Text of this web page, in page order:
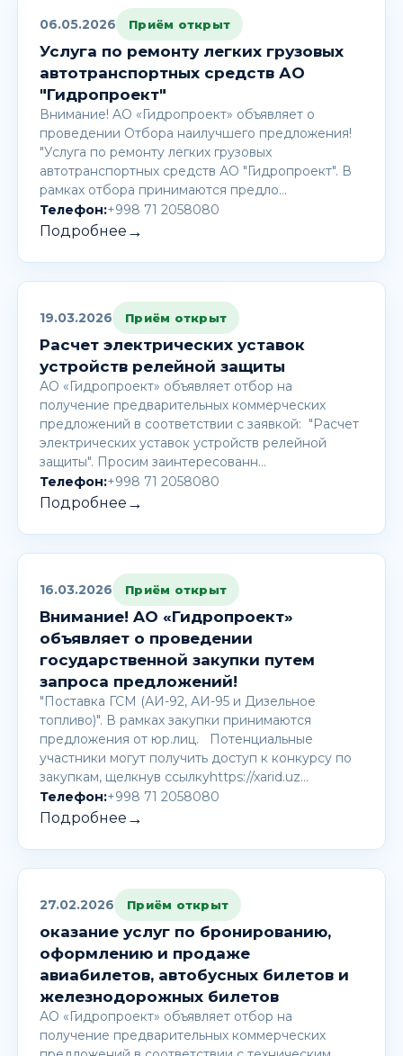
06.05.2026 Приём открыт
Услуга по ремонту легких грузовых
автотранспортных средств АО
"Гидропроект"
Внимание! AО «Гидропроект» объявляет о
проведении Отбора наилучшего предложения!
"Услуга по ремонту легких грузовых
автотранспортных средств АО "Гидропроект". В
рамках отбора принимаются предло…
Телефон:+998 71 2058080
Подробнее →
19.03.2026 Приём открыт
Расчет электрических уставок
устройств релейной защиты
АО «Гидропроект» объявляет отбор на
получение предварительных коммерческих
предложений в соответствии с заявкой: "Расчет
электрических уставок устройств релейной
защиты". Просим заинтересованн…
Телефон:+998 71 2058080
Подробнее →
16.03.2026 Приём открыт
Внимание! AО «Гидропроект»
объявляет о проведении
государственной закупки путем
запроса предложений!
"Поставка ГСМ (АИ-92, АИ-95 и Дизельное
топливо)". В рамках закупки принимаются
предложения от юр.лиц. Потенциальные
участники могут получить доступ к конкурсу по
закупкам, щелкнув ссылкуhttps://xarid.uz…
Телефон:+998 71 2058080
Подробнее →
27.02.2026 Приём открыт
оказание услуг по бронированию,
оформлению и продаже
авиабилетов, автобусных билетов и
железнодорожных билетов
АО «Гидропроект» объявляет отбор на
получение предварительных коммерческих